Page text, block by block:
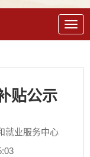
导
航
贴公示
就业服务中心